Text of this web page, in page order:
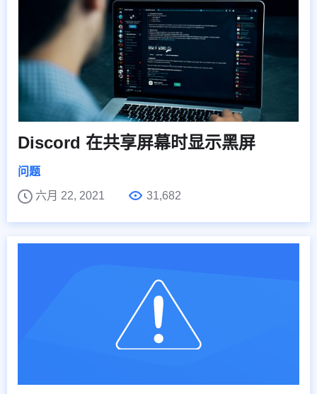
Discord 在共享屏幕时显示黑屏
问题
六月 22, 2021
31,682